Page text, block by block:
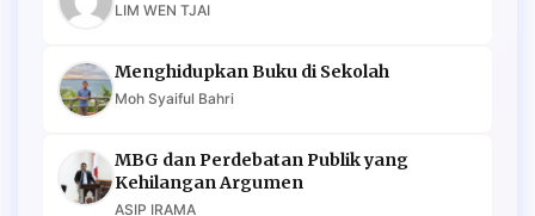
LIM WEN TJAI
Menghidupkan Buku di Sekolah
Moh Syaiful Bahri
MBG dan Perdebatan Publik yang
Kehilangan Argumen
ASIP IRAMA